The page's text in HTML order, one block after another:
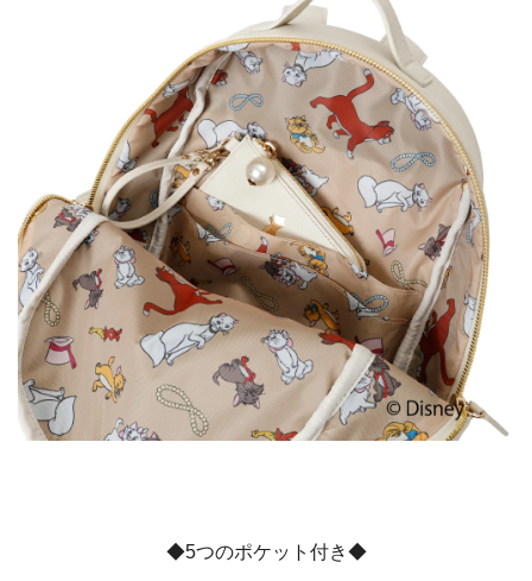
◆5つのポケット付き◆